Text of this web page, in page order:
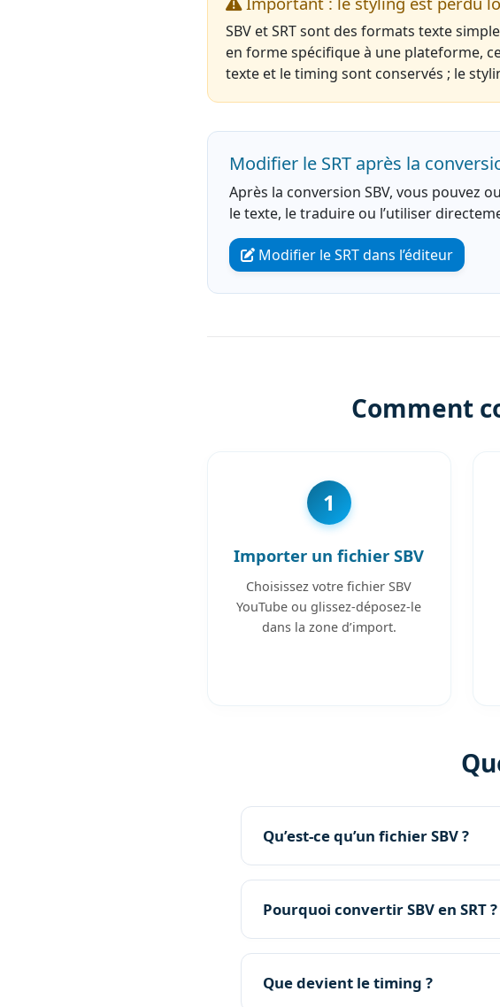
SBV et SRT sont des formats texte
en forme spécifique à une plateforme,
texte et le timing sont conservés ; le
Modifier le SRT après la
Après la conversion SBV, vous pouvez
le texte, le traduire ou l’utiliser
Modifier le SRT dans l’éditeur
Comment
1
Importer un fichier SBV
Choisissez votre fichier SBV
YouTube ou glissez-déposez-le
dans la zone d’import.
Qu’est-ce qu’un fichier SBV ?
Pourquoi convertir SBV en SRT ?
Que devient le timing ?